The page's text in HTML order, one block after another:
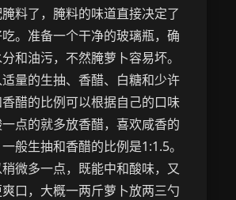
料了，腌料的味道直接决定了
。准备一个干净的玻璃瓶，确
和油污，不然腌萝卜容易坏。
量的生抽、香醋、白糖和少许
醋的比例可以根据自己的口味
点的就多放香醋，喜欢咸香的
般生抽和香醋的比例是1:1.5。
微多一点，既能中和酸味，又
口，大概一两斤萝卜放两三勺